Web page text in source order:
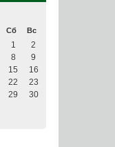
Сб Вс
1
2
8
9
15
16
22
23
29
30